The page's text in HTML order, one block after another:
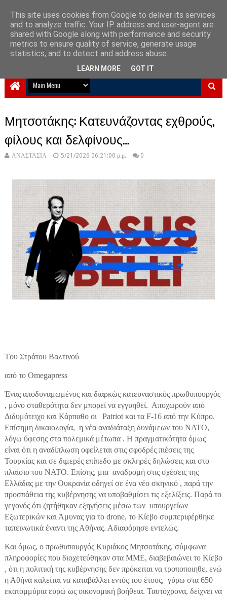
NewPlanet09
Ειδήσεις νέα από την Ελλάδα και τον κόσμο
Μητσοτάκης: Κατευνάζοντας εχθρούς,
φίλους και δελφίνους…
ΑΝΑΣΤΑΣΙΑ 5/21/2026 06:21:00 μ.μ. 0
Tου Στράτου Βαλτινού
από το Omegapress
Ένας αποδυναμωμένος και διαρκώς κατευναστικός πρωθυπουργός
, μόνο σταθερότητα δεν μπορεί να εγγυηθεί. Αποχωρούν από
Διδυμότειχο και Κάρπαθο οι Patriot και τα F-16 από την Κύπρο.
Επίσημη δικαιολογία, η νέα αναδιάταξη δυνάμεων του ΝΑΤΟ,
λόγω ύφεσης στα πολεμικά μέτωπα . Η πραγματικότητα όμως
είναι ότι η αναδίπλωση οφείλεται στις σφοδρές πιέσεις της
Τουρκίας και σε διμερές επίπεδο με σκληρές δηλώσεις και στο
πλαίσιο του ΝΑΤΟ. Επίσης, μια αναδρομή στις σχέσεις της
Ελλάδας με την Ουκρανία οδηγεί σε ένα νέο σκηνικό , παρά την
προσπάθεια της κυβέρνησης να υποβαθμίσει τις εξελίξεις. Παρά το
γεγονός ότι ζητήθηκαν εξηγήσεις μέσω των υπουργείων
Εξωτερικών και Άμυνας για το drone, το Κίεβο συμπεριφέρθηκε
ταπεινωτικά έναντι της Αθήνας. Αδιαφόρησε εντελώς.
Και όμως, ο πρωθυπουργός Κυριάκος Μητσοτάκης, σύμφωνα
πληροφορίες που διοχετεύθηκαν στα ΜΜΕ, διαβεβαιώνει το Κίεβο
, ότι η πολιτική της κυβέρνησης δεν πρόκειται να τροποποιηθε, ενώ
η Αθήνα καλείται να καταβάλλει εντός του έτους, γύρω στα 650
εκατομμύρια ευρώ ως οικονομική βοήθεια. Ταυτόχρονα, δείχνει να
This site uses cookies from Google to deliver its services
and to analyze traffic. Your IP address and user-agent are
shared with Google along with performance and security
metrics to ensure quality of service, generate usage
statistics, and to detect and address abuse.
LEARN MORE GOT IT